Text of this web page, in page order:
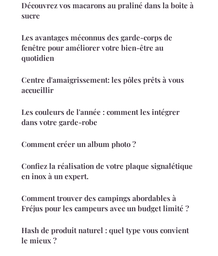
Découvrez vos macarons au praliné dans la boite à
sucre
Les avantages méconnus des garde-corps de
fenêtre pour améliorer votre bien-être au
quotidien
Centre d'amaigrissement: les pôles prêts à vous
accueillir
Les couleurs de l'année : comment les intégrer
dans votre garde-robe
Comment créer un album photo ?
Confiez la réalisation de votre plaque signalétique
en inox à un expert.
Comment trouver des campings abordables à
Fréjus pour les campeurs avec un budget limité ?
Hash de produit naturel : quel type vous convient
le mieux ?